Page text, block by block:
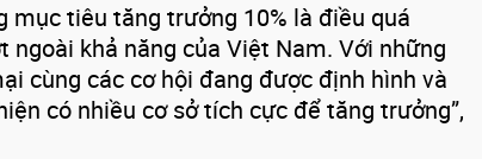
mục tiêu tăng trưởng 10% là điều quá
ngoài khả năng của Việt Nam. Với những
cùng các cơ hội đang được định hình và
có nhiều cơ sở tích cực để tăng trưởng”,